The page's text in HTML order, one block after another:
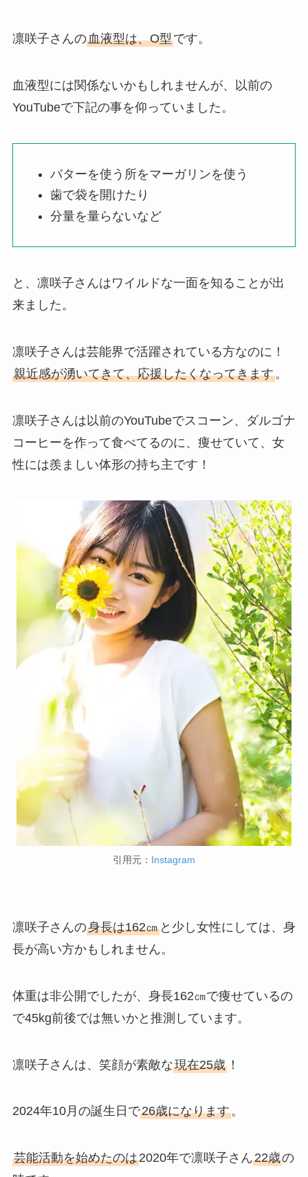
凛咲子さんの血液型は、O型です。
血液型には関係ないかもしれませんが、以前の
YouTubeで下記の事を仰っていました。
バターを使う所をマーガリンを使う
歯で袋を開けたり
分量を量らないなど
と、凛咲子さんはワイルドな一面を知ることが出
来ました。
凛咲子さんは芸能界で活躍されている方なのに！
親近感が湧いてきて、応援したくなってきます。
凛咲子さんは以前のYouTubeでスコーン、ダルゴナ
コーヒーを作って食べてるのに、痩せていて、女
性には羨ましい体形の持ち主です！
引用元： Instagram
凛咲子さんの身長は162㎝と少し女性にしては、身
長が高い方かもしれません。
体重は非公開でしたが、身長162㎝で痩せているの
で45kg前後では無いかと推測しています。
凛咲子さんは、笑顔が素敵な現在25歳！
2024年10月の誕生日で26歳になります。
芸能活動を始めたのは2020年で凛咲子さん22歳の